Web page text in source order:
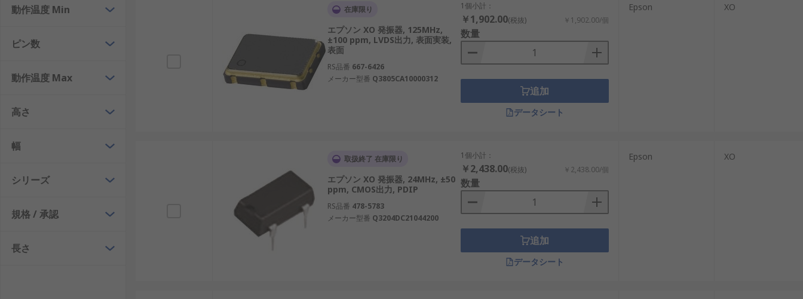
デメリットについて説明します。
振動・衝撃に弱い: 機械的な衝撃で周波数が変動する場合があります。
価格: 高精度タイプは比較的高価です。
出力周波数: 32.768kHz、1MHz、10MHz、12MHz、16MHzなど、使用するシステムに合わせます。
取り付け方法: 表面実装、スルーホール、クリップマウントなどから選択します。
パッケージタイプ: SMT、SMD、PDIPなど、基板設計に合ったタイプを選びます。
発振器タイプ: SPXO、TCXO、OCXOなど、精度や温度安定性に基づいて決定します。
電源電圧: 使用機器の電源仕様に合わせた電圧範囲を選びます。
動作温度 Min
ピン数
動作温度 Max
高さ
幅
シリーズ
規格 / 承認
長さ
在庫限り
エプソン XO 発振器, 125MHz,
±100 ppm, LVDS出力, 表面実装,
表面
RS品番 667-6426
メーカー型番 Q3805CA10000312
1個小計：
￥1,902.00(税抜) ￥1,902.00/個
数量
追加
データシート
Epson XO
取扱終了 在庫限り
エプソン XO 発振器, 24MHz, ±50
ppm, CMOS出力, PDIP
RS品番 478-5783
メーカー型番 Q3204DC21044200
1個小計：
￥2,438.00(税抜) ￥2,438.00/個
数量
追加
データシート
Epson XO